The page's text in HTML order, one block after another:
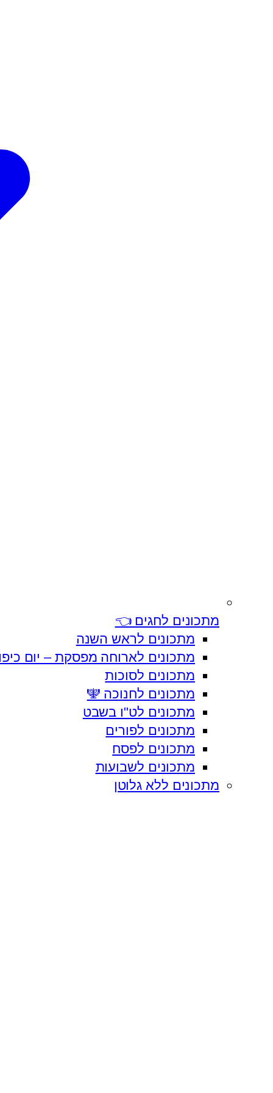
מתכונים לחגים 👈
מתכונים לראש השנה
מתכונים לארוחה מפסקת – יום
מתכונים לסוכות
מתכונים לחנוכה 🕎
מתכונים לט"ו בשבט
מתכונים לפורים
מתכונים לפסח
מתכונים לשבועות
מתכונים ללא גלוטן